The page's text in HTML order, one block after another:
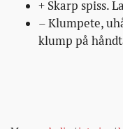
+ Skarp spiss.
– Klumpete,
klump på